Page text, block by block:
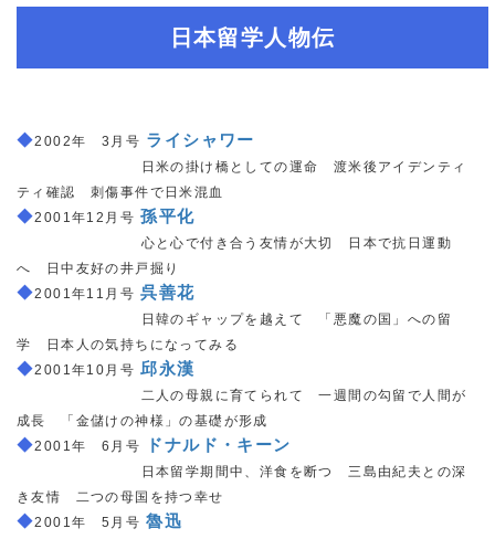
日本留学人物伝
◆2002年 3月号 ライシャワー
日米の掛け橋としての運命 渡米後アイデンティ
ティ確認 刺傷事件で日米混血
◆2001年12月号 孫平化
心と心で付き合う友情が大切 日本で抗日運動
へ 日中友好の井戸掘り
◆2001年11月号 呉善花
日韓のギャップを越えて 「悪魔の国」への留
学 日本人の気持ちになってみる
◆2001年10月号 邱永漢
二人の母親に育てられて 一週間の勾留で人間が
成長 「金儲けの神様」の基礎が形成
◆2001年 6月号
ドナルド・キーン
日本留学期間中、洋食を断つ 三島由紀夫との深
き友情 二つの母国を持つ幸せ
◆2001年 5月号 魯迅